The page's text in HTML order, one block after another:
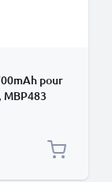
pour
MBP483